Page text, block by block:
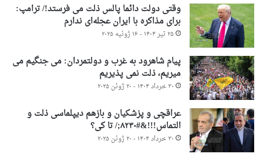
وقتی دولت دائما پالس ذلت می فرستد!/ ترامپ:
برای مذاکره با ایران عجله‌ای ندارم
۲۵ تیر ۱۴۰۴ - ۱۶ ژوئیه ۲۰۲۵
پیام شاهرود به غرب و دولتمردان: می جنگیم می
میریم، ذلت نمی پذیریم
۳۰ خرداد ۱۴۰۴ - ۲۰ ژوئن ۲۰۲۵
عراقچی و پزشکیان و بازهم دیپلماسی ذلت و
التماس!!!&#۸۲۳۰;/ تا کی؟
۳۰ خرداد ۱۴۰۴ - ۲۰ ژوئن ۲۰۲۵